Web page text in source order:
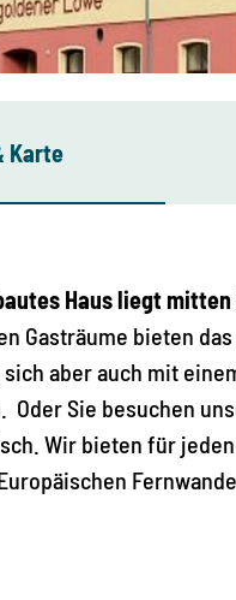
Karte
Haus liegt
Gasträume bieten
aber auch mit
Oder Sie besuchen
Wir bieten für